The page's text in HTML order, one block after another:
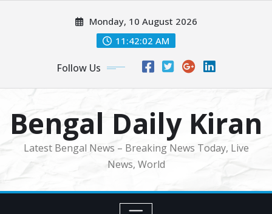
Monday, 10 August 2026
11:42:04 AM
Follow Us
Bengal Daily Kiran
Latest Bengal News – Breaking News Today, Live
News, World